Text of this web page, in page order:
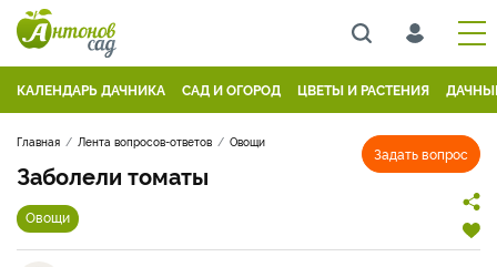
КАЛЕНДАРЬ ДАЧНИКА САД И ОГОРОД ЦВЕТЫ И РАСТЕНИЯ
Задать вопрос
Главная Лента вопросов-ответов Овощи
Заболели томаты
Овощи